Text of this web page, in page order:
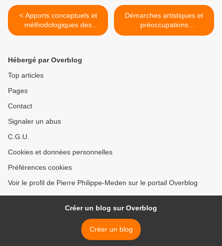
< Apports conceptuels et
méthodologiques des
entrecroisements entre
Démarches artistiques et
préoccupations
écologiques. L'écoute dans
Hébergé par Overblog
Top articles
Pages
Contact
Signaler un abus
C.G.U.
Cookies et données personnelles
Préférences cookies
Voir le profil de Pierre Philippe-Meden sur le portail Overblog
Créer un blog sur Overblog
Créer un blog